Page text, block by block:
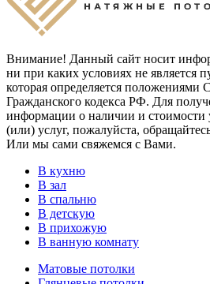
Внимание! Данный сайт носит
ни при каких условиях не является
которая определяется положениями
Гражданского кодекса РФ. Для
информации о наличии и стоимости
(или) услуг, пожалуйста,
Или мы сами свяжемся с Вами.
В кухню
В зал
В спальню
В детскую
В прихожую
В ванную комнату
Матовые потолки